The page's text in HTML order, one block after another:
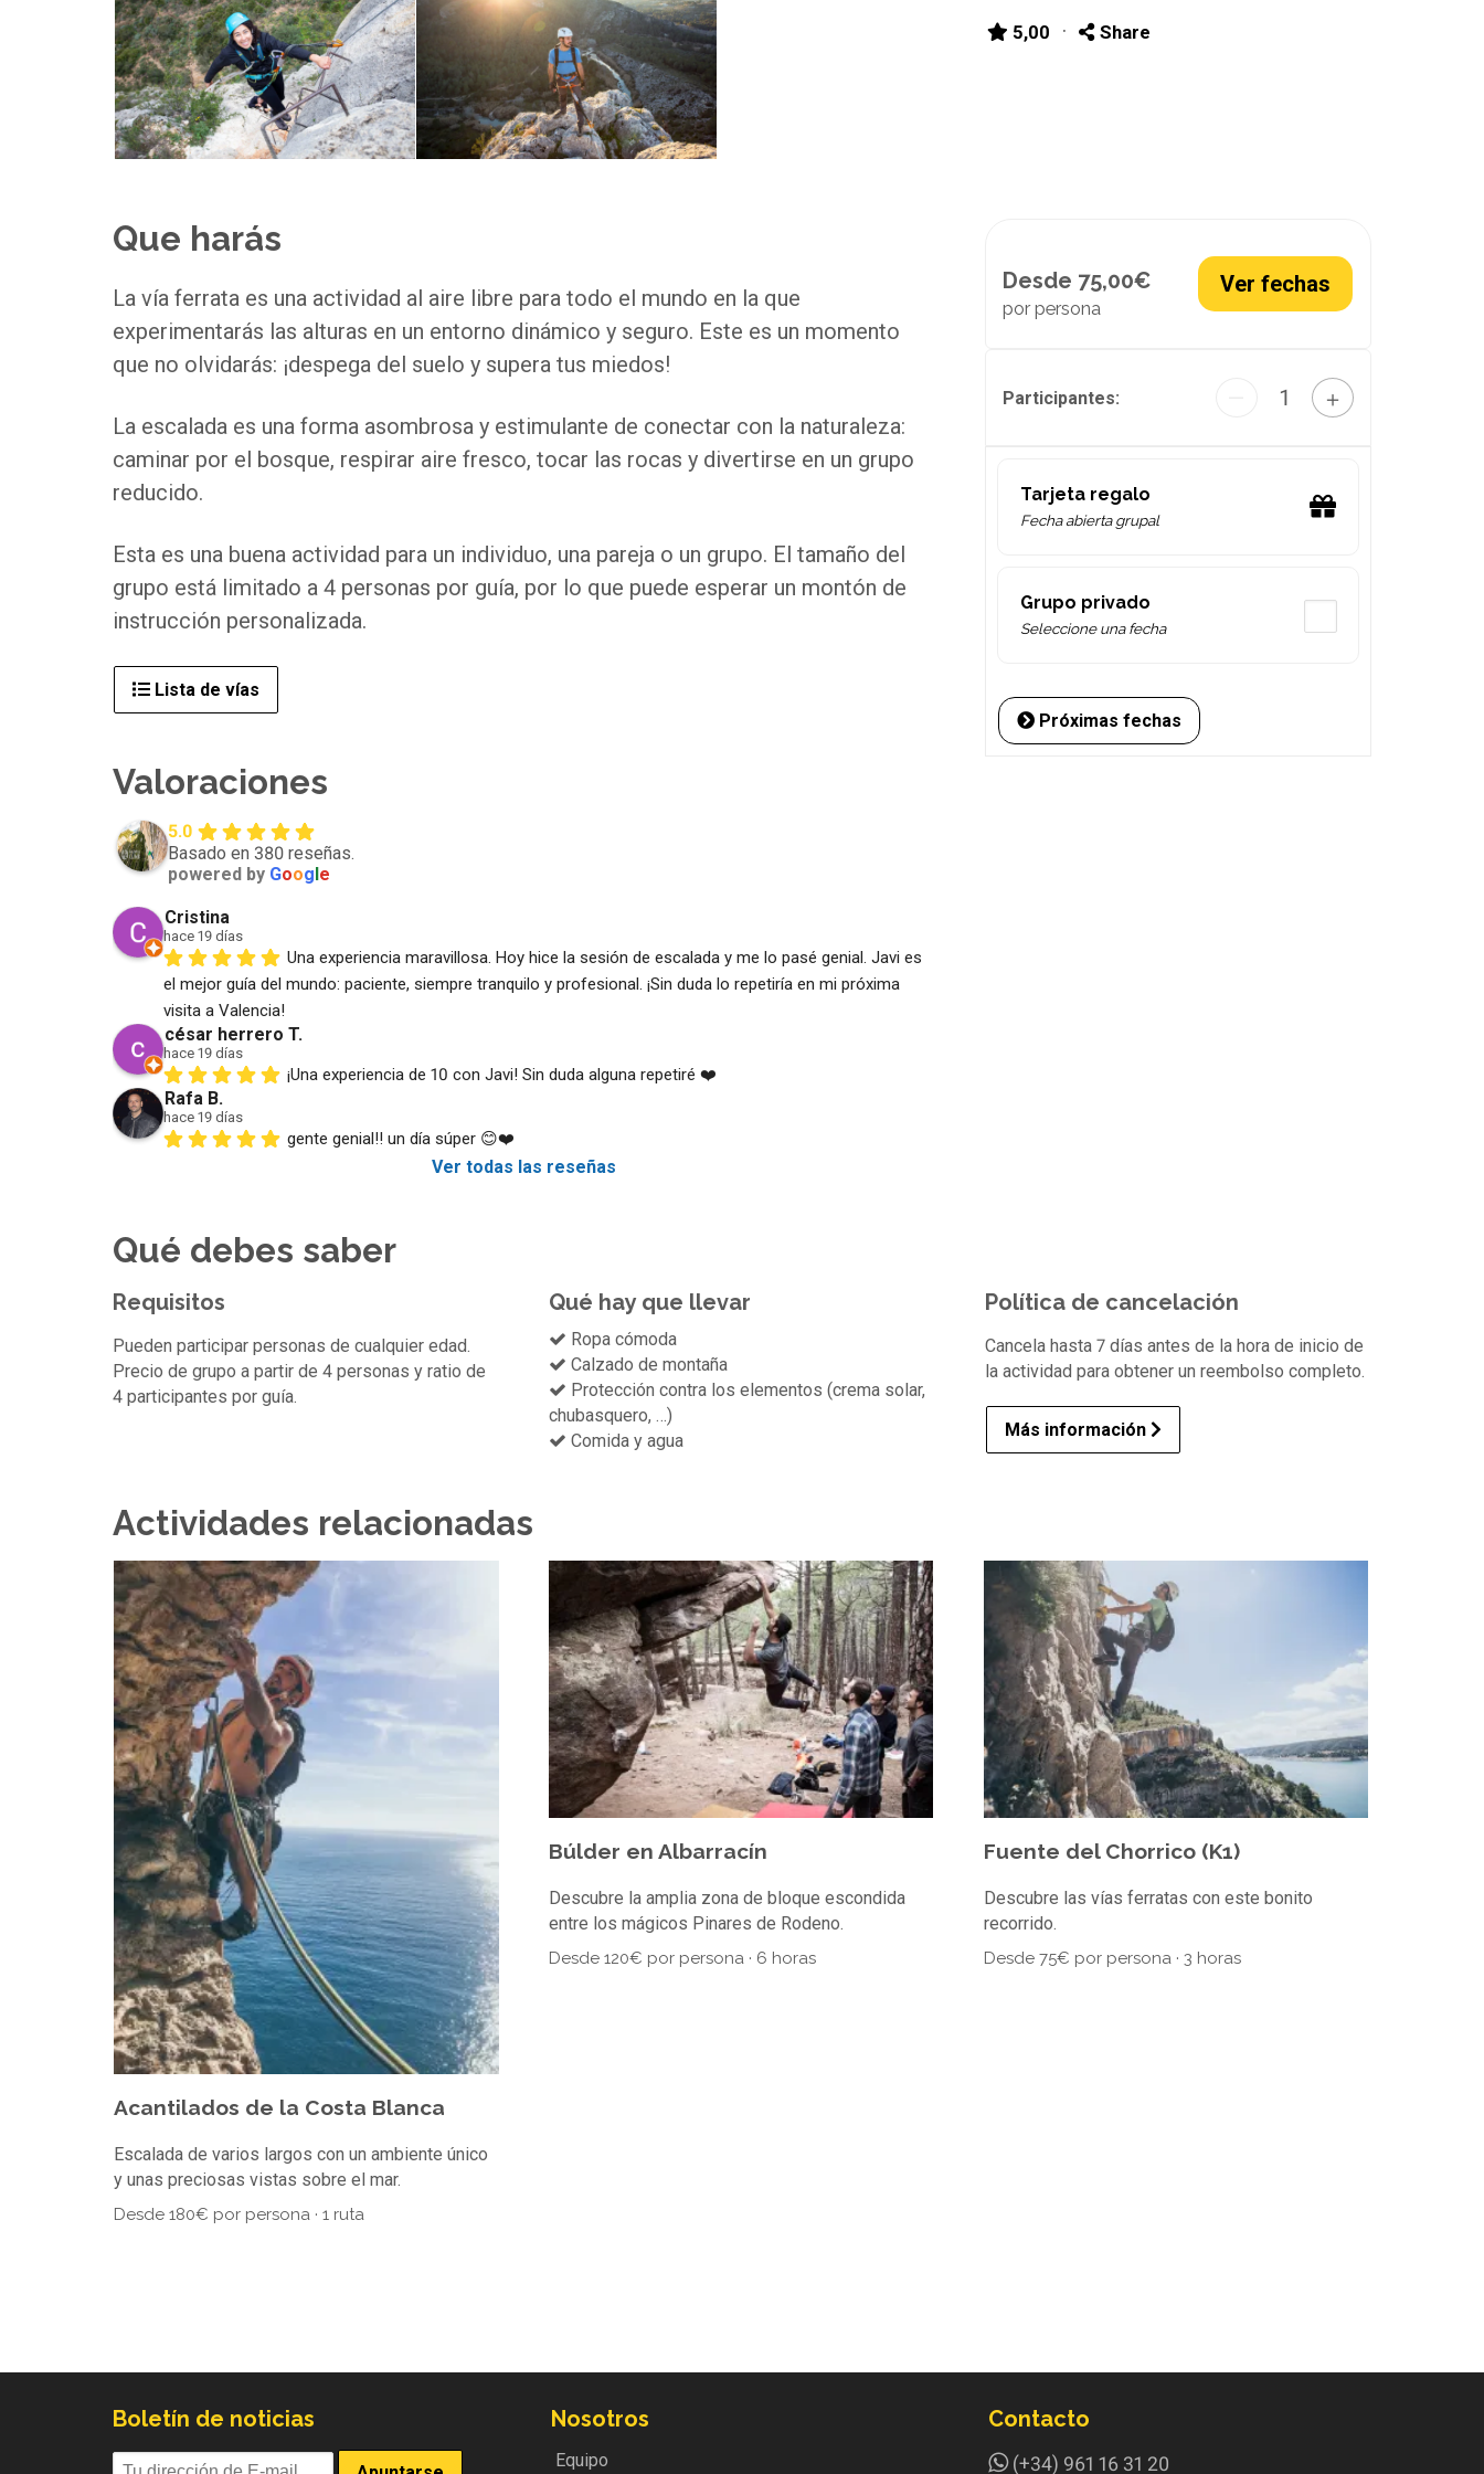
5,00 · Share
Que harás
La vía ferrata es una actividad al aire libre para todo el mundo en la que
experimentarás las alturas en un entorno dinámico y seguro. Este es un momento
que no olvidarás: ¡despega del suelo y supera tus miedos!
La escalada es una forma asombrosa y estimulante de conectar con la naturaleza:
caminar por el bosque, respirar aire fresco, tocar las rocas y divertirse en un grupo
reducido.
Esta es una buena actividad para un individuo, una pareja o un grupo. El tamaño del
grupo está limitado a 4 personas por guía, por lo que puede esperar un montón de
instrucción personalizada.
Lista de vías
Valoraciones
5.0
Basado en 380 reseñas.
powered by Google
Cristina
hace 19 días
Una experiencia maravillosa. Hoy hice la sesión de escalada y me lo pasé genial. Javi es
el mejor guía del mundo: paciente, siempre tranquilo y profesional. ¡Sin duda lo repetiría en mi próxima
visita a Valencia!
césar herrero T.
hace 19 días
¡Una experiencia de 10 con Javi! Sin duda alguna repetiré ❤️
Rafa B.
hace 19 días
gente genial!! un día súper 😊❤️
Ver todas las reseñas
Desde 75,00€
por persona
Ver fechas
Participantes: 1 ＋
Tarjeta regalo
Fecha abierta grupal
Grupo privado
Seleccione una fecha
Próximas fechas
Qué debes saber
Requisitos
Pueden participar personas de cualquier edad.
Precio de grupo a partir de 4 personas y ratio de
4 participantes por guía.
Qué hay que llevar
Ropa cómoda
Calzado de montaña
Protección contra los elementos (crema solar,
chubasquero, …)
Comida y agua
Política de cancelación
Cancela hasta 7 días antes de la hora de inicio de
la actividad para obtener un reembolso completo.
Más información
Actividades relacionadas
Acantilados de la Costa Blanca
Escalada de varios largos con un ambiente único
y unas preciosas vistas sobre el mar.
Desde 180€ por persona · 1 ruta
Búlder en Albarracín
Descubre la amplia zona de bloque escondida
entre los mágicos Pinares de Rodeno.
Desde 120€ por persona · 6 horas
Fuente del Chorrico (K1)
Descubre las vías ferratas con este bonito
recorrido.
Desde 75€ por persona · 3 horas
Boletín de noticias Nosotros
Equipo
Contacto
(+34) 961 16 31 20